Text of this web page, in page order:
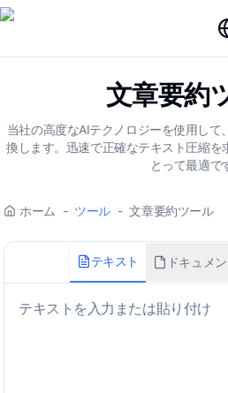
文章要約
当社の高度なAIテクノロジーを使用し
換します。迅速で正確なテキスト圧縮を
とって最適で
ホーム - ツール - 文章要約ツール
テキスト ドキュメ